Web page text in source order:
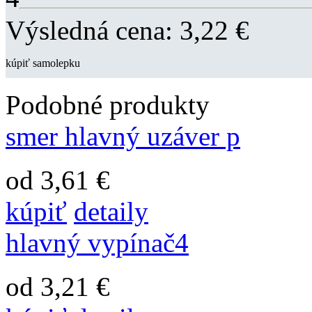
Výsledná cena: 3,22 €
kúpiť samolepku
Podobné produkty
smer hlavný uzáver p
od 3,61 €
kúpiť detaily
hlavný vypínač4
od 3,21 €